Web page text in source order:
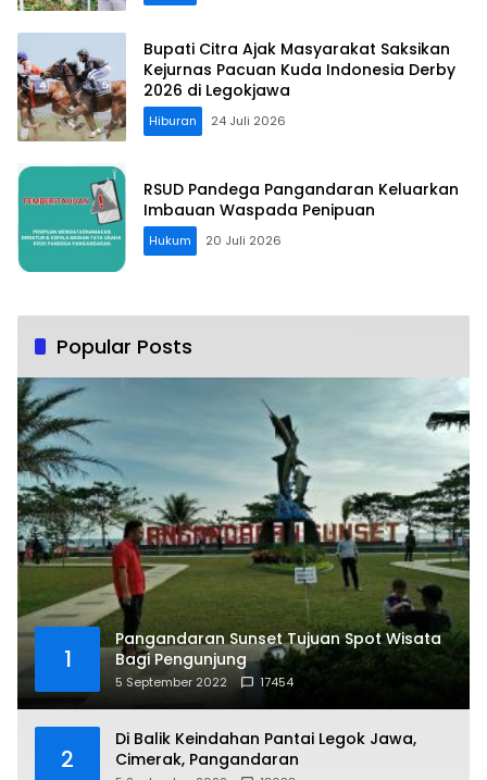
Bupati Citra Ajak Masyarakat Saksikan
Kejurnas Pacuan Kuda Indonesia Derby
2026 di Legokjawa
Hiburan 24 Juli 2026
RSUD Pandega Pangandaran Keluarkan
Imbauan Waspada Penipuan
Hukum 20 Juli 2026
Popular Posts
1
Pangandaran Sunset Tujuan Spot Wisata
Bagi Pengunjung
5 September 2022 17454
2
Di Balik Keindahan Pantai Legok Jawa,
Cimerak, Pangandaran